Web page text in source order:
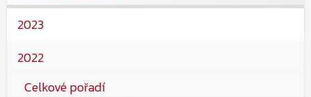
2023
2022
Celkové pořadí